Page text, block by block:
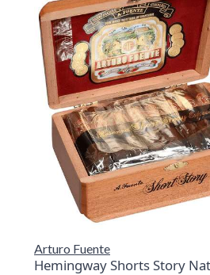
Arturo Fuente
Hemingway Shorts Story